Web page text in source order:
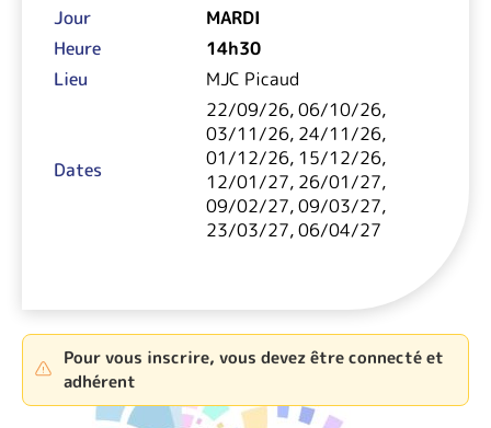
Jour
MARDI
Heure
14h30
Lieu
MJC Picaud
Dates
22/09/26, 06/10/26,
03/11/26, 24/11/26,
01/12/26, 15/12/26,
12/01/27, 26/01/27,
09/02/27, 09/03/27,
23/03/27, 06/04/27
Pour vous inscrire, vous devez être connecté et
adhérent